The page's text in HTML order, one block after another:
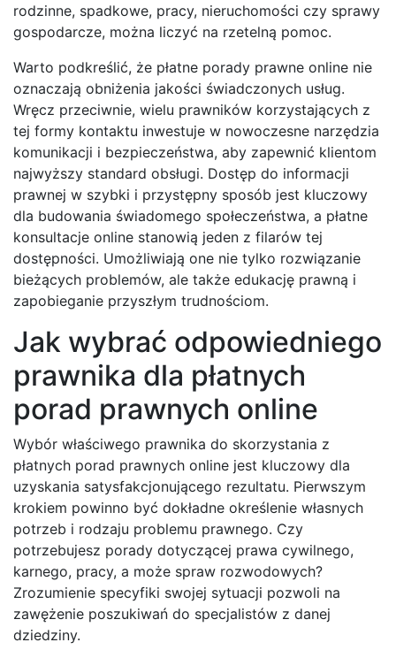
rodzinne, spadkowe, pracy, nieruchomości czy sprawy
gospodarcze, można liczyć na rzetelną pomoc.
Warto podkreślić, że płatne porady prawne online nie
oznaczają obniżenia jakości świadczonych usług.
Wręcz przeciwnie, wielu prawników korzystających z
tej formy kontaktu inwestuje w nowoczesne narzędzia
komunikacji i bezpieczeństwa, aby zapewnić klientom
najwyższy standard obsługi. Dostęp do informacji
prawnej w szybki i przystępny sposób jest kluczowy
dla budowania świadomego społeczeństwa, a płatne
konsultacje online stanowią jeden z filarów tej
dostępności. Umożliwiają one nie tylko rozwiązanie
bieżących problemów, ale także edukację prawną i
zapobieganie przyszłym trudnościom.
Jak wybrać odpowiedniego
prawnika dla płatnych
porad prawnych online
Wybór właściwego prawnika do skorzystania z
płatnych porad prawnych online jest kluczowy dla
uzyskania satysfakcjonującego rezultatu. Pierwszym
krokiem powinno być dokładne określenie własnych
potrzeb i rodzaju problemu prawnego. Czy
potrzebujesz porady dotyczącej prawa cywilnego,
karnego, pracy, a może spraw rozwodowych?
Zrozumienie specyfiki swojej sytuacji pozwoli na
zawężenie poszukiwań do specjalistów z danej
dziedziny.